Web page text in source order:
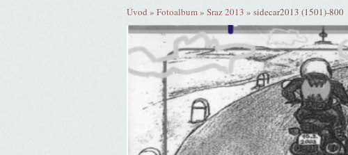
Úvod » Fotoalbum» Sraz 2013 » sidecar2013 (1501)-800